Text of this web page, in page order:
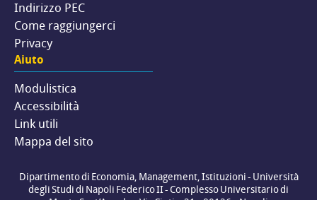
Indirizzo PEC
Come raggiungerci
Privacy
Aiuto
Modulistica
Accessibilità
Link utili
Mappa del sito
Dipartimento di Economia, Management, Istituzioni - Università
degli Studi di Napoli Federico II - Complesso Universitario di